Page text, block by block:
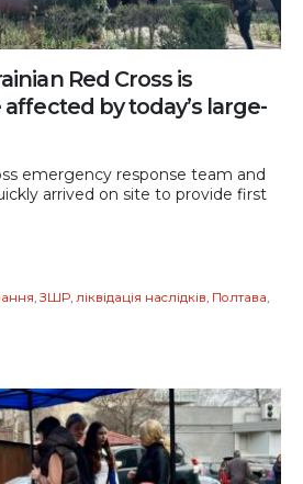
Red Cross is
by today’s large-
emergency response team and
arrived on site to provide first
ЗШР, ліквідація наслідків Полтава